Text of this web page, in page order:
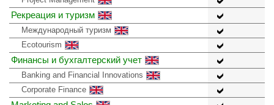
Рекреация и туризм
Международный туризм
Ecotourism
Финансы и бухгалтерский учет
Banking and Financial Innovations
Corporate Finance